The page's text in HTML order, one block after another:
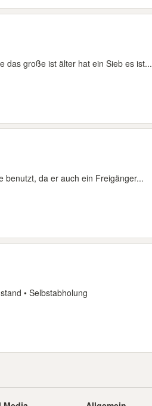
das große ist älter hat ein Sieb es ist...
benutzt, da er auch ein Freigänger...
• Selbstabholung